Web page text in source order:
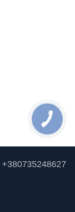
+380735248627